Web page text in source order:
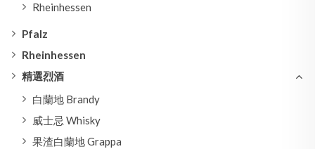
Rheinhessen
Pfalz
Rheinhessen
精選烈酒
白蘭地 Brandy
威士忌 Whisky
果渣白蘭地 Grappa